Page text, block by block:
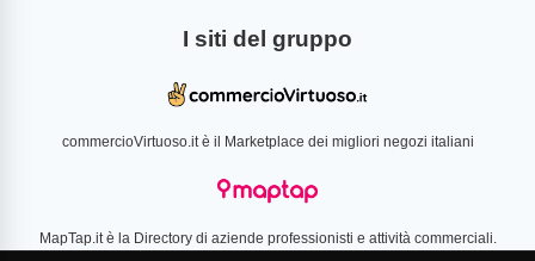
I siti del gruppo
commercioVirtuoso.it è il Marketplace dei migliori negozi italiani
MapTap.it è la Directory di aziende professionisti e attività commerciali.